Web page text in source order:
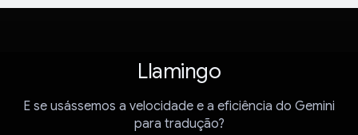
Llamingo
E se usássemos a velocidade e a eficiência do Gemini
para tradução?